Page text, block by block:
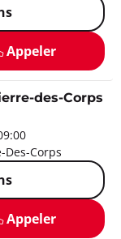
Appeler
des-Corps
Des-Corps
Appeler